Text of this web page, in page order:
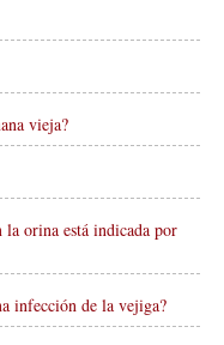
vieja?
la orina está indicada por
infección de la vejiga?